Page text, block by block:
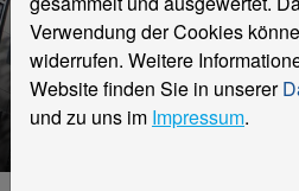
Prof. Dr. Harald
Verwendung der Cookies
widerrufen. Weitere
Website finden Sie in unserer
und zu uns im Impressum.